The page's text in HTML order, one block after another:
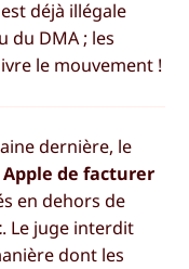
déjà illégale
du DMA ; les
le mouvement !
dernière, le
de facturer
en dehors de
. Le juge interdit
dont les